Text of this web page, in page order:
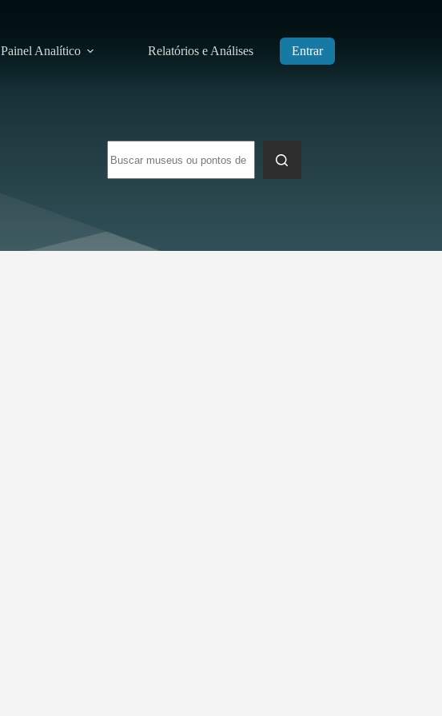
Painel Analítico Relatórios e Análises Entrar
resultados